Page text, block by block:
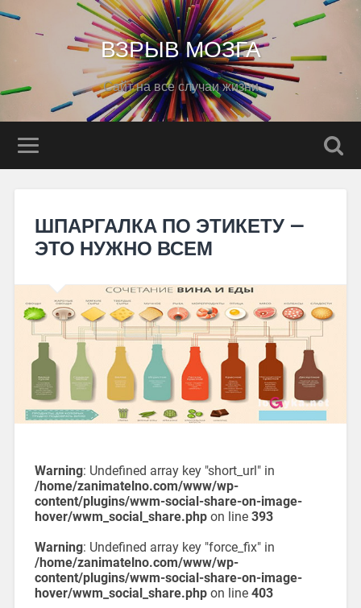
ВЗРЫВ МОЗГА
Сайт на все случаи жизни
ШПАРГАЛКА ПО ЭТИКЕТУ —
ЭТО НУЖНО ВСЕМ
Warning: Undefined array key "short_url" in
/home/zanimatelno.com/www/wp-
content/plugins/wwm-social-share-on-image-
hover/wwm_social_share.phpon line 393
Warning: Undefined array key "force_fix" in
/home/zanimatelno.com/www/wp-
content/plugins/wwm-social-share-on-image-
hover/wwm_social_share.phpon line 403